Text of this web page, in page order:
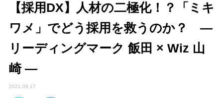
【採用DX】人材の二極化！？「ミキ
ワメ」でどう採用を救うのか？ ―
リーディングマーク 飯田 × Wiz 山
崎 ―
2021.09.17